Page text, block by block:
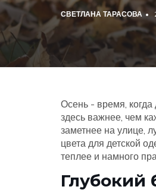
СВЕТЛАНА ТАРАСОВА
Осень - время, когда
здесь важнее, чем
заметнее на улице,
цвета для детской
теплее и намного
Глубокий